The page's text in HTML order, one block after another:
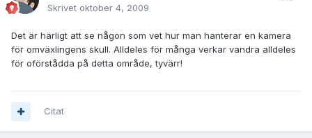
Skrivet oktober 4, 2009
Det är härligt att se någon som vet hur man hanterar en kamera
för omväxlingens skull. Alldeles för många verkar vandra alldeles
för oförstådda på detta område, tyvärr!
Citat